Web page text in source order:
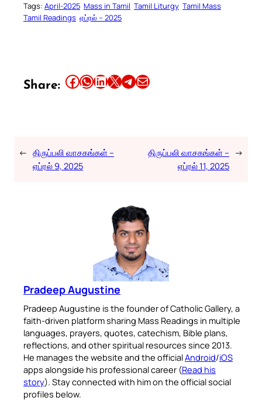
Tags: April-2025 Mass in Tamil Tamil Liturgy Tamil Mass
Tamil Readings ஏப்ரல் – 2025
Share: Share this article on Facebook Share this article on WhatsApp Share this article on LinkedIn Share this article on X Share this article on TelegramEmail this Article
← திருப்பலி வாசகங்கள் –
ஏப்ரல் 9, 2025
திருப்பலி வாசகங்கள் –
ஏப்ரல் 11, 2025
→
Pradeep Augustine
Pradeep Augustine is the founder of Catholic Gallery, a
faith-driven platform sharing Mass Readings in multiple
languages, prayers, quotes, catechism, Bible plans,
reflections, and other spiritual resources since 2013.
He manages the website and the officialAndroid/iOS
apps alongside his professional career (Read his
story). Stay connected with him on the official social
profiles below.